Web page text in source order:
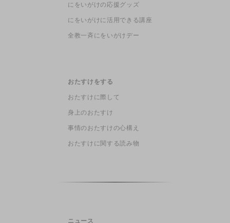
にをいがけの応援グッズ
にをいがけに活用できる講座
全教一斉にをいがけデー
おたすけをする
おたすけに際して
身上のおたすけ
事情のおたすけの心構え
おたすけに関する読み物
ニュース